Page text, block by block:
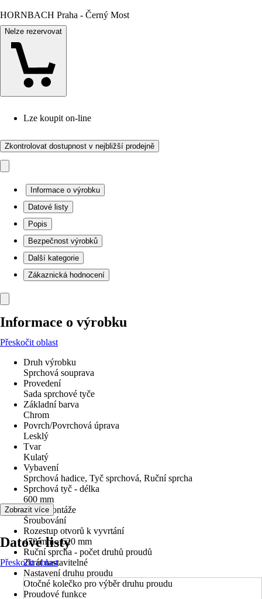
HORNBACH Praha - Černý Most
Nelze rezervovat
Lze koupit on-line
Zkontrolovat dostupnost v nejbližší prodejně
Informace o výrobku
Datové listy
Popis
Bezpečnost výrobků
Další kategorie
Zákaznická hodnocení
Informace o výrobku
Přeskočit oblast
Druh výrobku
Sprchová souprava
Provedení
Sada sprchové tyče
Základní barva
Chrom
Povrch/Povrchová úprava
Lesklý
Tvar
Kulatý
Vybavení
Sprchová hadice, Tyč sprchová, Ruční sprcha
Sprchová tyč - délka
600 mm
Druh montáže
Šroubování
Rozestup otvorů k vyvrtání
470 mm - 620 mm
Ruční sprcha - počet druhů proudů
2krát nastavitelné
Nastavení druhu proudu
Otočné kolečko pro výběr druhu proudu
Proudové funkce
Zobrazit více
Datové listy
Přeskočit oblast